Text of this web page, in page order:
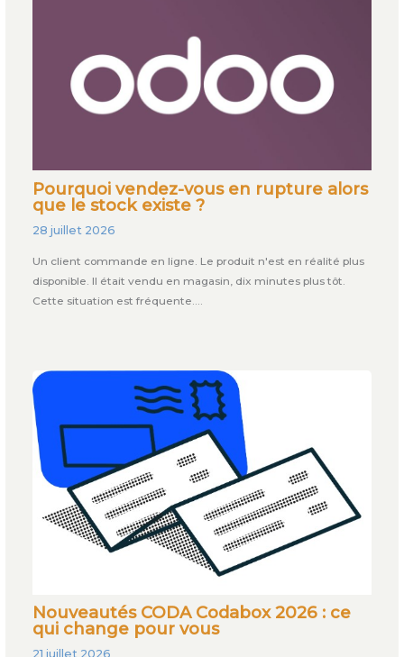
Pourquoi vendez-vous en rupture alors
que le stock existe ?
28 juillet 2026
Un client commande en ligne. Le produit n'est en réalité plus
disponible. Il était vendu en magasin, dix minutes plus tôt.
Cette situation est fréquente.…
Nouveautés CODA Codabox 2026 : ce
qui change pour vous
21 juillet 2026